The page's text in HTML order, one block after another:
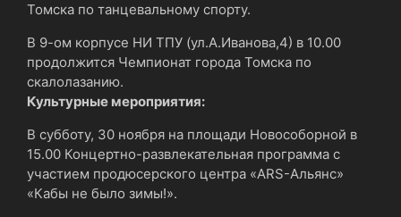
Томска по танцевальному спорту.
В 9-ом корпусе НИ ТПУ (ул.А.Иванова,4) в 10.00
продолжится Чемпионат города Томска по
скалолазанию.
Культурные мероприятия:
В субботу, 30 ноября на площади Новособорной в
15.00 Концертно-развлекательная программа с
участием продюсерского центра «ARS-Альянс»
«Кабы не было зимы!».